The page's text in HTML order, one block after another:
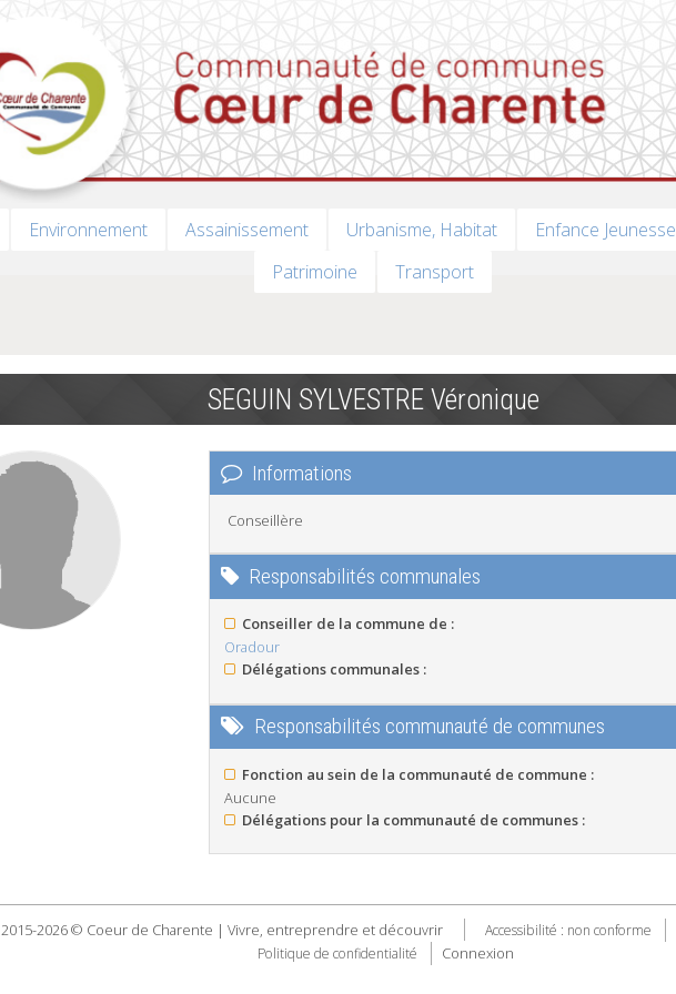
Environnement Assainissement Urbanisme, Habitat Enfance Jeunesse
Patrimoine
Transport
SEGUIN SYLVESTRE Véronique
Informations
Conseillère
Responsabilités communales
Conseiller de la commune de :
Oradour
Délégations communales :
Responsabilités communauté de communes
Fonction au sein de la communauté de commune :
Aucune
Délégations pour la communauté de communes :
2015-2026 © Coeur de Charente | Vivre, entreprendre et découvrir Accessibilité : non conforme
Politique de confidentialité
Connexion